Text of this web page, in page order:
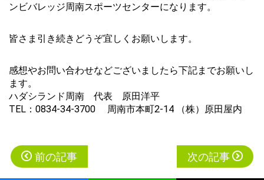
ンビバレッジ周南スポーツセンターになります。
皆さま引き続きどうぞ宜しくお願いします。
感想やお問い合わせなどございましたら下記までお願いし
ます。
ハダシランド周南 代表 原田洋平
TEL：0834-34-3700 周南市本町2-14 （株）原田屋内
投
稿
前の記事 次の記事